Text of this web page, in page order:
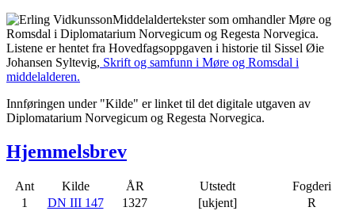
Middelaldertekster som omhandler Møre og
Romsdal i Diplomatarium Norvegicum og Regesta Norvegica.
Listene er hentet fra Hovedfagsoppgaven i historie til Sissel Øie
Johansen Syltevig, Skrift og samfunn i Møre og Romsdal i
middelalderen.
Innføringen under "Kilde" er linket til det digitale utgaven av
Diplomatarium Norvegicum og Regesta Norvegica.
Hjemmelsbrev
Ant Kilde ÅR Utstedt
Fogderi
1
DN III 147 1327 [ukjent]
R